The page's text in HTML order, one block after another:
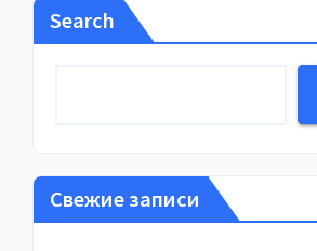
Search
Свежие записи